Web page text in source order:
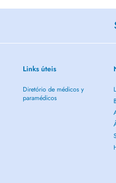
Links úteis
Diretório de médicos y
paramédicos